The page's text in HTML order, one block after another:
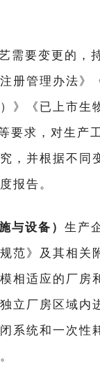
需要变更的，
册管理办法》
》《已上市生
要求，对生产
，并根据不同
报告。
与设备） 生产
范》及其相关
相适应的厂房
立厂房区域内
系统和一次性